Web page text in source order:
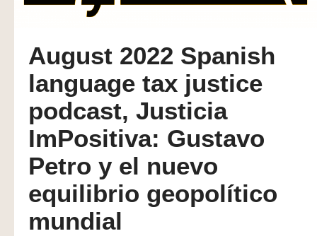
August 2022 Spanish
language tax justice
podcast, Justicia
ImPositiva: Gustavo
Petro y el nuevo
equilibrio geopolítico
mundial